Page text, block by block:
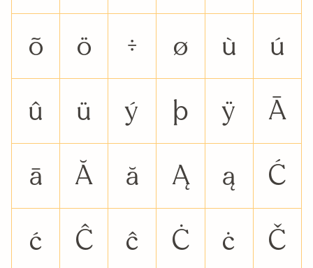
õ
ö ÷ ø ù
ú
û
ü ý þ ÿ
Ā
ā
Ă ă Ą ą
Ć
ć
Ĉ ĉ Ċ ċ Č